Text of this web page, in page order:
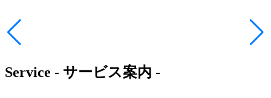
Service - サービス案内 -